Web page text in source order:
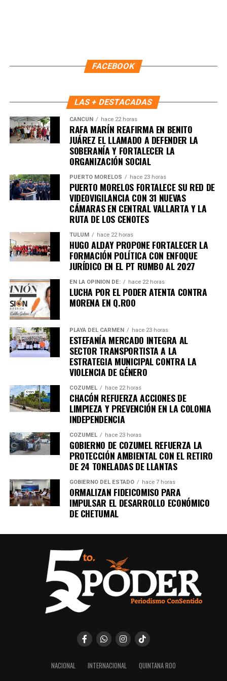
Recibe las noticias al instante
Únete al canal oficial de WhatsApp de
Quinto Podery recibe las noticias más
importantes de Quintana Roo directamente
en tu teléfono.
Unirme al canal de WhatsApp
FACEBOOK
LAS + DESTACADAS
CANCÚN hace 22 horas
RAFA MARÍN REAFIRMA EN BENITO
JUÁREZ EL LLAMADO A DEFENDER LA
SOBERANÍA Y FORTALECER LA
ORGANIZACIÓN SOCIAL
PUERTO MORELOS hace 23 horas
PUERTO MORELOS FORTALECE SU RED DE
VIDEOVIGILANCIA CON 31 NUEVAS
CÁMARAS EN CENTRAL VALLARTA Y LA
RUTA DE LOS CENOTES
TULUM hace 22 horas
HUGO ALDAY PROPONE FORTALECER LA
FORMACIÓN POLÍTICA CON ENFOQUE
JURÍDICO EN EL PT RUMBO AL 2027
EN LA OPINIÓN DE: hace 22 horas
LUCHA POR EL PODER ATENTA CONTRA
MORENA EN Q.ROO
PLAYA DEL CARMEN hace 23 horas
ESTEFANÍA MERCADO INTEGRA AL
SECTOR TRANSPORTISTA A LA
ESTRATEGIA MUNICIPAL CONTRA LA
VIOLENCIA DE GÉNERO
COZUMEL hace 22 horas
CHACÓN REFUERZA ACCIONES DE
LIMPIEZA Y PREVENCIÓN EN LA COLONIA
INDEPENDENCIA
COZUMEL hace 23 horas
GOBIERNO DE COZUMEL REFUERZA LA
PROTECCIÓN AMBIENTAL CON EL RETIRO
DE 24 TONELADAS DE LLANTAS
GOBIERNO DEL ESTADO hace 7 horas
ORMALIZAN FIDEICOMISO PARA
IMPULSAR EL DESARROLLO ECONÓMICO
DE CHETUMAL
NACIONAL INTERNACIONAL QUINTANA ROO